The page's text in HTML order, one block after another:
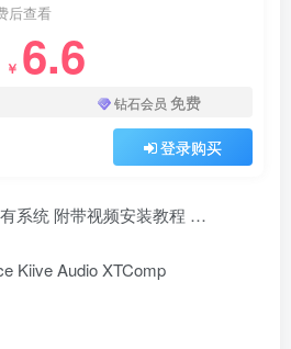
后查看
￥ 6.6
钻石会员 免费
登录购买
系统 附带视频安装教程 …
Kiive Audio XTComp